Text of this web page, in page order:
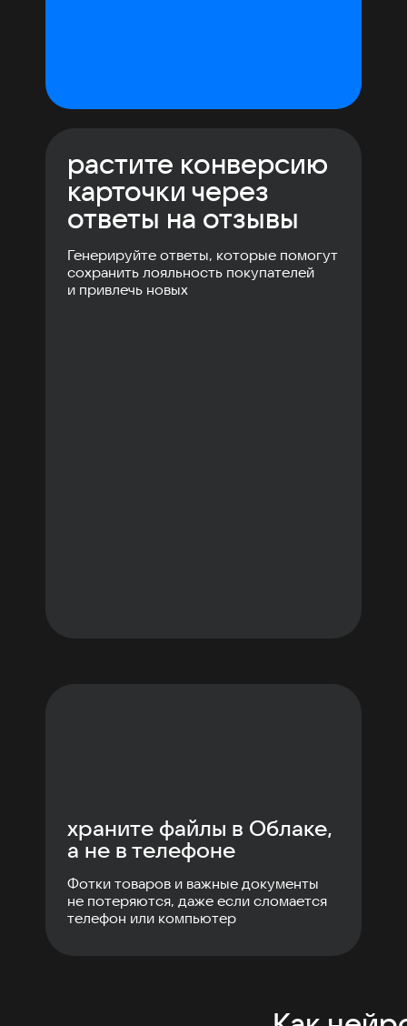
храните файлы в Облаке,
а не в телефоне
Фотки товаров и важные документы
не потеряются, даже если сломается
телефон или компьютер
растите конверсию
карточки через
ответы на отзывы
Генерируйте ответы, которые помогут
сохранить лояльность покупателей
и привлечь новых